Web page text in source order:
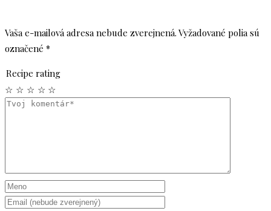
Vaša e-mailová adresa nebude zverejnená. Vyžadované polia sú
označené *
Recipe rating
☆
☆
☆
☆
☆